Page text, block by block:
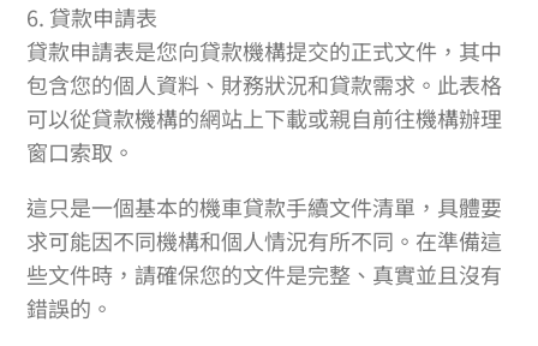
6. 貸款申請表
貸款申請表是您向貸款機構提交的正式文件，其中
包含您的個人資料、財務狀況和貸款需求。此表格
可以從貸款機構的網站上下載或親自前往機構辦理
窗口索取。
這只是一個基本的機車貸款手續文件清單，具體要
求可能因不同機構和個人情況有所不同。在準備這
些文件時，請確保您的文件是完整、真實並且沒有
錯誤的。